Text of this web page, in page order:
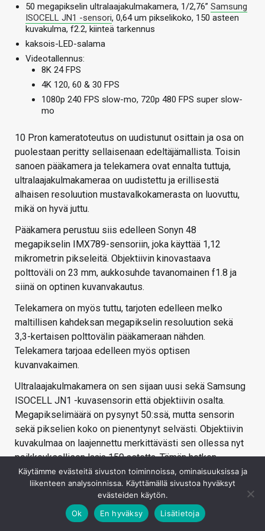
50 megapikselin ultralaajakulmakamera, 1/2,76” Samsung
ISOCELL JN1 -sensori, 0,64 um pikselikoko, 150 asteen
kuvakulma, f2.2, kiinteä tarkennus
kaksois-LED-salama
Videotallennus:
8K 24 FPS
4K 120, 60 & 30 FPS
1080p 240 FPS slow-mo, 720p 480 FPS super slow-
mo
10 Pron kameratoteutus on uudistunut osittain ja osa on
puolestaan peritty sellaisenaan edeltäjämallista. Toisin
sanoen pääkamera ja telekamera ovat ennalta tuttuja,
ultralaajakulmakameraa on uudistettu ja erillisestä
alhaisen resoluution mustavalkokamerasta on luovuttu,
mikä on hyvä juttu.
Pääkamera perustuu siis edelleen Sonyn 48
megapikselin IMX789-sensoriin, joka käyttää 1,12
mikrometrin pikseleitä. Objektiivin kinovastaava
polttoväli on 23 mm, aukkosuhde tavanomainen f1.8 ja
siinä on optinen kuvanvakautus.
Telekamera on myös tuttu, tarjoten edelleen melko
maltillisen kahdeksan megapikselin resoluution sekä
3,3-kertaisen polttovälin pääkameraan nähden.
Telekamera tarjoaa edelleen myös optisen
kuvanvakaimen.
Ultralaajakulmakamera on sen sijaan uusi sekä Samsung
ISOCELL JN1 -kuvasensorin että objektiivin osalta.
Megapikselimäärä on pysynyt 50:ssä, mutta sensorin
sekä pikselien koko on pienentynyt selvästi. Objektiivin
kuvakulmaa on laajennettu merkittävästi sen ollessa nyt
poikkeuksellisen laaja 150 astetta. Tämän hetken
älypuhelinmarkkinoilta ei löydy tätä laajemman
kuvakulman kameraa. Miinuspuolena automaattitarkennus
on jätetty kameran ominaisuuksista pois, eli
makrokuvaus ei ole enää mahdollista.
Käytämme evästeitä sivuston toiminnoissa, ominaisuuksissa ja
liikenteen analysoinnissa. Käyttämällä sivustoa hyväksyt
evästeiden käytön.
Ok
En hyväksy Lisätietoja